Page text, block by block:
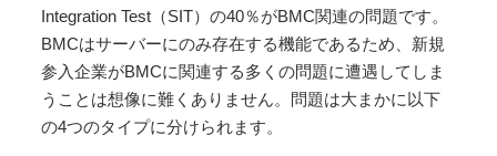
Integration Test（SIT）の40％がBMC関連の問題です。
BMCはサーバーにのみ存在する機能であるため、新規
参入企業がBMCに関連する多くの問題に遭遇してしま
うことは想像に難くありません。問題は大まかに以下
の4つのタイプに分けられます。